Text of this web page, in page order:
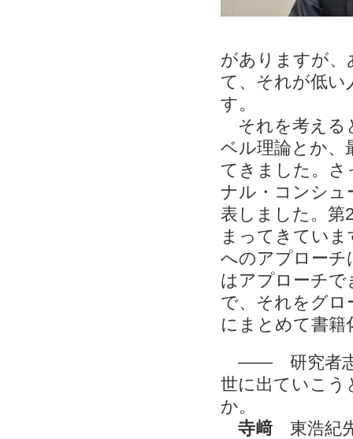
がありますが
て、それが低い
す。
それを考える
ベル理論とか、
てきました。
ナル・コンシュ
表しました。第
まってきてい
へのアプローチ
はアプローチ
で、それをグロ
にまとめて書
―― 研究者志
世に出ていこう
か。
寺﨑 東浩紀